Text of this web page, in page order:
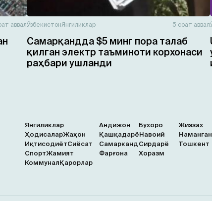
аввалЎзбекистонЯнгиликлар 5 соат аввал
Самарқандда $5 минг пора талаб
қилган электр таъминоти корхонаси
раҳбари ушланди
Янгиликлар
ҲодисаларЖаҳон
ИқтисодиётСиёсат
СпортЖамият
КоммуналҚарорлар
Андижон Бухоро
Жиззах
ҚашқадарёНавоий
Наманган
Самарканд Сирдарё
Тошкент
Фарғона
Хоразм